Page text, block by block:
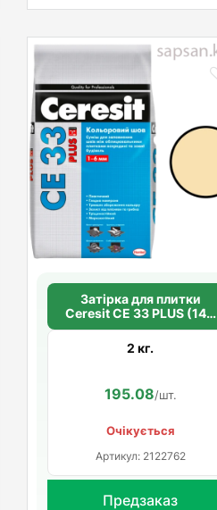
Затірка для плитки
Ceresit СЕ 33 PLUS (140
ваніль)
2 кг.
195.08/шт.
Очікується
Артикул: 2122762
Предзаказ